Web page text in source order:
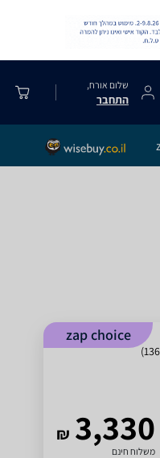
שלום אורח,
התחבר
zap choice
)
₪ 3,330
משלוח חינם